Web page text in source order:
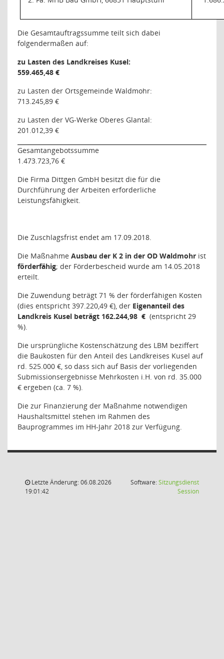
Die Gesamtauftragssumme teilt sich dabei
folgendermaßen auf:
zu Lasten des Landkreises Kusel:
559.465,48 €
zu Lasten der Ortsgemeinde Waldmohr:
713.245,89 €
zu Lasten der VG-Werke Oberes Glantal:
201.012,39 €
Gesamtangebotssumme
1.473.723,76 €
Die Firma Dittgen GmbH besitzt die für die
Durchführung der Arbeiten erforderliche
Leistungsfähigkeit.
Die Zuschlagsfrist endet am 17.09.2018.
Die Maßnahme Ausbau der K 2 in der OD Waldmohr ist
förderfähig; der Förderbescheid wurde am 14.05.2018
erteilt.
Die Zuwendung beträgt 71 % der förderfähigen Kosten
(dies entspricht 397.220,49 €), der Eigenanteil des
Landkreis Kusel beträgt 162.244,98 € (entspricht 29
%).
Die ursprüngliche Kostenschätzung des LBM beziffert
die Baukosten für den Anteil des Landkreises Kusel auf
rd. 525.000 €, so dass sich auf Basis der vorliegenden
Submissionsergebnisse Mehrkosten i.H. von rd. 35.000
€ ergeben (ca. 7 %).
Die zur Finanzierung der Maßnahme notwendigen
Haushaltsmittel stehen im Rahmen des
Bauprogrammes im HH-Jahr 2018 zur Verfügung.
Letzte Änderung: 06.08.2026
19:01:42
Software:Sitzungsdienst
Session(Wird in